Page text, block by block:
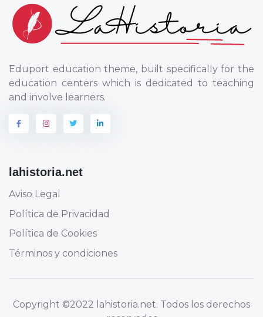
Eduport education theme, built specifically for the
education centers which is dedicated to teaching
and involve learners.
lahistoria.net
Aviso Legal
Política de Privacidad
Política de Cookies
Términos y condiciones
Copyright ©2022 lahistoria.net. Todos los derechos